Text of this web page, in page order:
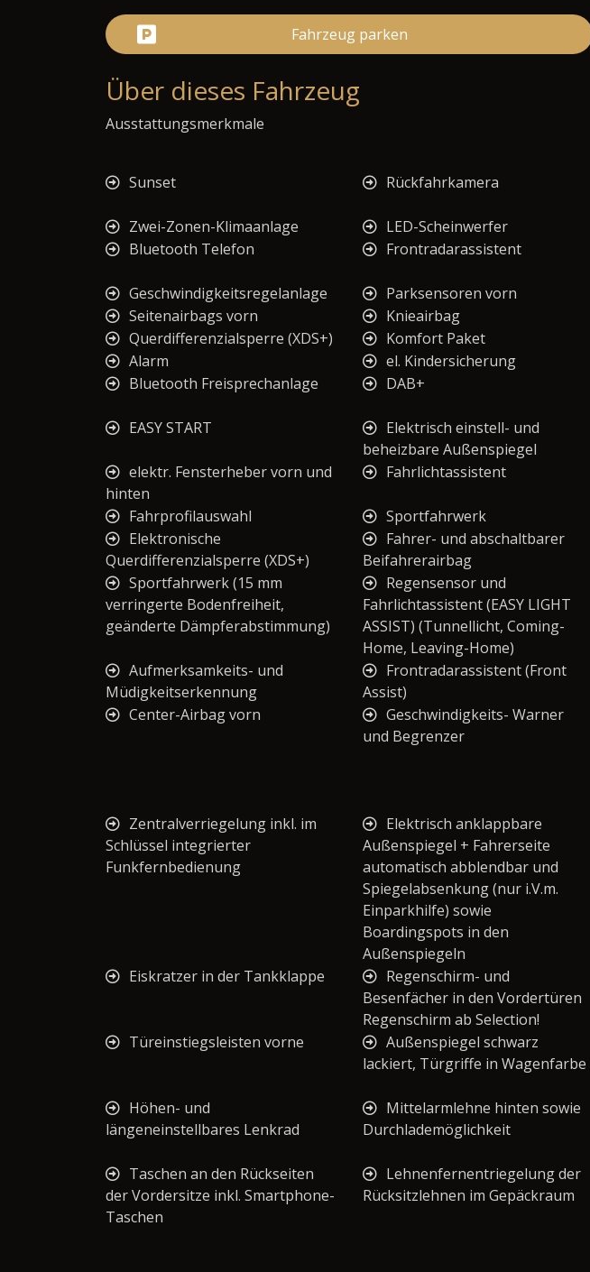
Fahrzeug parken
Über dieses Fahrzeug
Ausstattungsmerkmale
Sunset Rückfahrkamera
Zwei-Zonen-Klimaanlage LED-Scheinwerfer
Bluetooth Telefon
Frontradarassistent
Geschwindigkeitsregelanlage Parksensoren vorn
Seitenairbags vorn
Knieairbag
Querdifferenzialsperre (XDS+)
Komfort Paket
Alarm
el. Kindersicherung
Bluetooth Freisprechanlage
DAB+
EASY START
Elektrisch einstell- und
beheizbare Außenspiegel
elektr. Fensterheber vorn und
hinten
Fahrlichtassistent
Fahrprofilauswahl Sportfahrwerk
Elektronische
Querdifferenzialsperre (XDS+)
Fahrer- und abschaltbarer
Beifahrerairbag
Sportfahrwerk (15 mm
verringerte Bodenfreiheit,
geänderte Dämpferabstimmung)
Regensensor und
Fahrlichtassistent (EASY LIGHT
ASSIST) (Tunnellicht, Coming-
Home, Leaving-Home)
Aufmerksamkeits- und
Müdigkeitserkennung
Frontradarassistent (Front
Assist)
Center-Airbag vorn
Geschwindigkeits- Warner
und Begrenzer
Zentralverriegelung inkl. im
Schlüssel integrierter
Funkfernbedienung
Elektrisch anklappbare
Außenspiegel + Fahrerseite
automatisch abblendbar und
Spiegelabsenkung (nur i.V.m.
Einparkhilfe) sowie
Boardingspots in den
Außenspiegeln
Eiskratzer in der Tankklappe
Regenschirm- und
Besenfächer in den Vordertüren
Regenschirm ab Selection!
Türeinstiegsleisten vorne
Außenspiegel schwarz
lackiert, Türgriffe in Wagenfarbe
Höhen- und
längeneinstellbares Lenkrad
Mittelarmlehne hinten sowie
Durchlademöglichkeit
Taschen an den Rückseiten
der Vordersitze inkl. Smartphone-
Taschen
Lehnenfernentriegelung der
Rücksitzlehnen im Gepäckraum